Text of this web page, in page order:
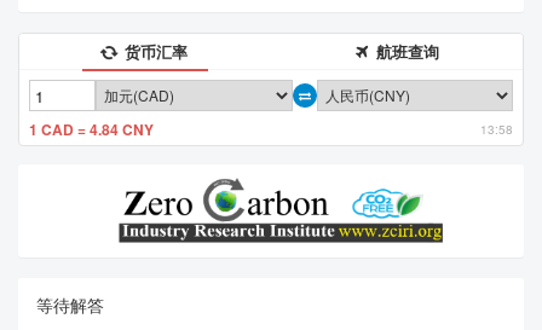
货币汇率 航班查询
1 CAD = 4.84 CNY 13:58
等待解答